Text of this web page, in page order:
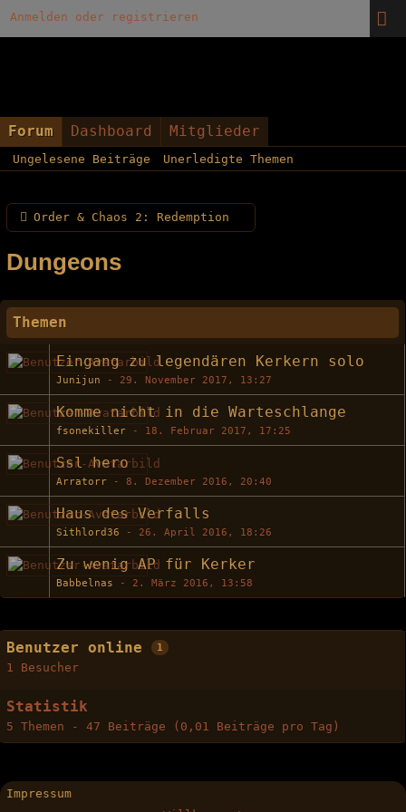
Anmelden oder registrieren
Forum Dashboard Mitglieder
Ungelesene Beiträge Unerledigte Themen
Order & Chaos 2: Redemption
Dungeons
Themen
Eingang zu legendären Kerkern solo
Junijun - 29. November 2017, 13:27
Komme nicht in die Warteschlange
fsonekiller - 18. Februar 2017, 17:25
Ssl hero
Arratorr - 8. Dezember 2016, 20:40
Haus des Verfalls
Sithlord36 - 26. April 2016, 18:26
Zu wenig AP für Kerker
Babbelnas - 2. März 2016, 13:58
Benutzer online 1
1 Besucher
Statistik
5 Themen - 47 Beiträge (0,01 Beiträge pro Tag)
Impressum